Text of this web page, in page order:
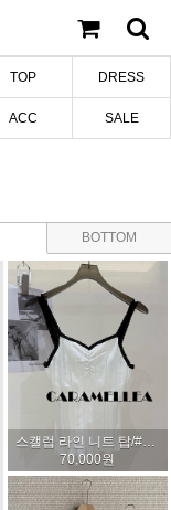
TOP DRESS
ACC SALE
BOTTOM
스캘럽 라인 니트 탑/#셋업가능
70,000원